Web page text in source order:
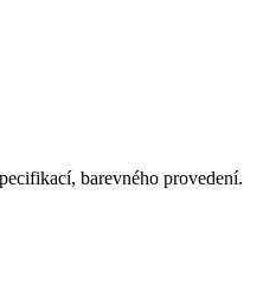
barevného provedení.